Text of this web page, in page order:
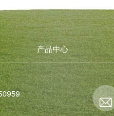
产品中心